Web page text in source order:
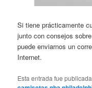
Si tiene prácticamente
junto con consejos
puede enviarnos un
Internet.
Esta entrada fue